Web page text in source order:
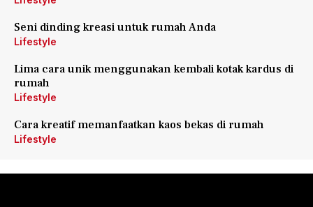
Seni dinding kreasi untuk rumah Anda
Lifestyle
Lima cara unik menggunakan kembali kotak kardus di
rumah
Lifestyle
Cara kreatif memanfaatkan kaos bekas di rumah
Lifestyle